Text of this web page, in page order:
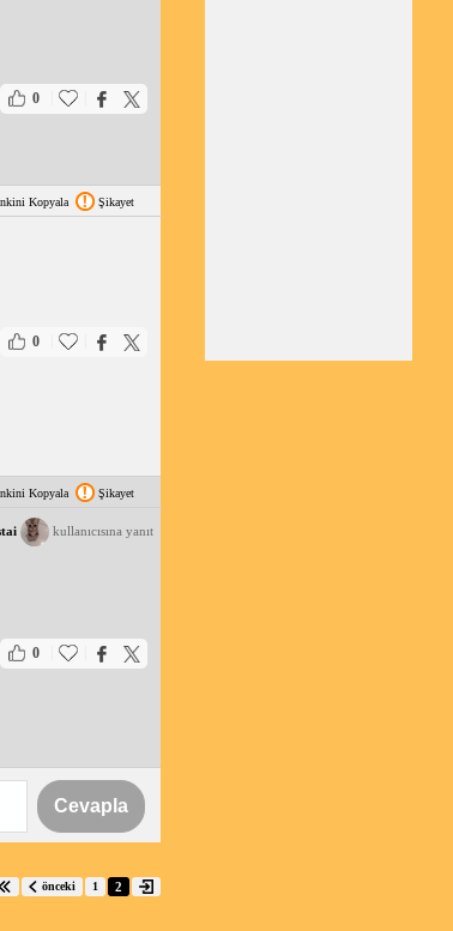
0
Kopyala Şikayet
0
Kopyala Şikayet
kullanıcısına yanıt
0
Cevapla
önceki 1 2